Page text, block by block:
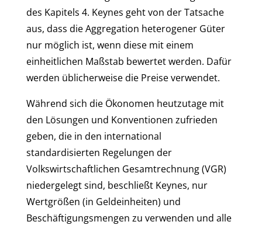
des Kapitels 4. Keynes geht von der Tatsache
aus, dass die Aggregation heterogener Güter
nur möglich ist, wenn diese mit einem
einheitlichen Maßstab bewertet werden. Dafür
werden üblicherweise die Preise verwendet.
Während sich die Ökonomen heutzutage mit
den Lösungen und Konventionen zufrieden
geben, die in den international
standardisierten Regelungen der
Volkswirtschaftlichen Gesamtrechnung (VGR)
niedergelegt sind, beschließt Keynes, nur
Wertgrößen (in Geldeinheiten) und
Beschäftigungsmengen zu verwenden und alle